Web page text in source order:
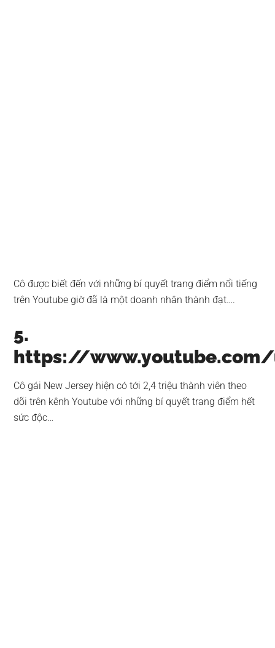
Cô được biết đến với những bí quyết trang điểm nổi tiếng
trên Youtube giờ đã là một doanh nhân thành đạt….
5.
https://
Cô gái New Jersey hiện có tới 2,4 triệu thành viên theo
dõi trên kênh Youtube với những bí quyết trang điểm hết
sức độc…